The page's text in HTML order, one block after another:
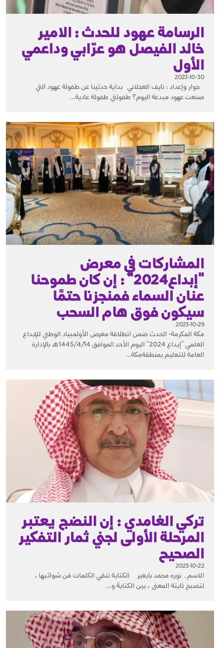
الرسامة عهود للحدث : الامير
خالد الفيصل هو عرّابي وداعمي
الأول
2023-10-30
حوار وإعداد : نايف العجلاني بداية حدثينا عن طفولة عهود التي
صنعت عهود مبدعة اليوم؟ طفولتي طفولة عادية...
المشاركات في معرض
"إبداع2024" : إن كان طموحنا
عنان السماء فمنجزنا حتمًا
سيكون فوق هام السحب
2023-10-29
مكة المكرمة- الحدث ضمن انطلاقة معرض الأولمبياد الوطني للإبداع
العلمي "إبداع 2024" اليوم الأحد الموافق 1445/4/14هـ بالإدارة
العامة للتعليم بمنطقةمكة...
تركي الغامدي : إن النضج يعتبر
المرحلة الأولى لجني ثمار التفكير
الصحيح
2023-10-22
الاسم ـ نوره محمد بابعير الكتابة تنقي الكلمات مَن شوائبها ،
لتصبح ثابتة المعنى ، بين الكتابةَ و...